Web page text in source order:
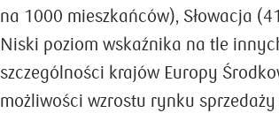
na 1000 mieszkańców), Słowacja
Niski poziom wskaźnika na tle
szczególności krajów Europy
możliwości wzrostu rynku